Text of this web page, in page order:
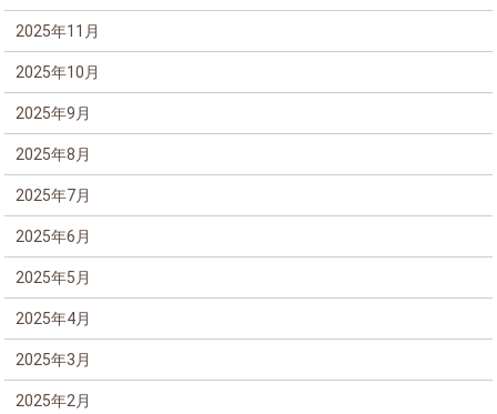
2025年11月
2025年10月
2025年9月
2025年8月
2025年7月
2025年6月
2025年5月
2025年4月
2025年3月
2025年2月